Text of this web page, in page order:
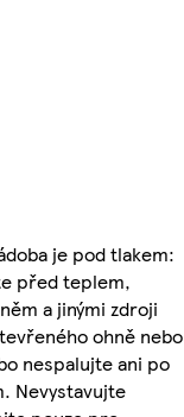
je pod tlakem:
před teplem,
a jinými zdroji
ohně nebo
nespalujte ani po
Nevystavujte